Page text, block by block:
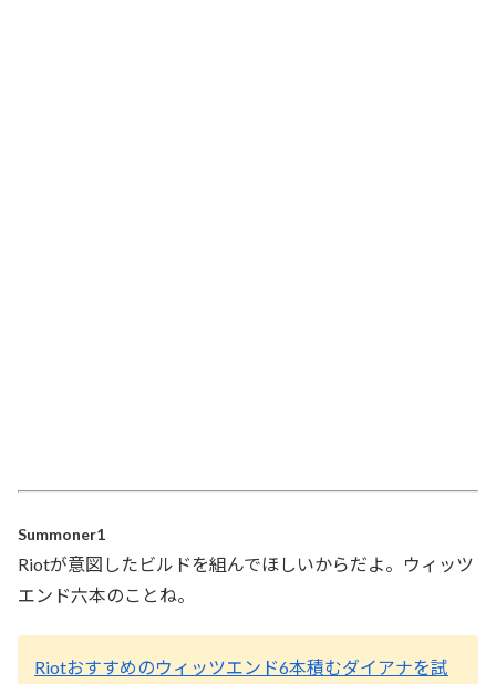
Summoner1
Riotが意図したビルドを組んでほしいからだよ。ウィッツ
エンド六本のことね。
Riotおすすめのウィッツエンド6本積むダイアナを試